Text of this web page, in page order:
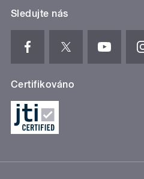
Sledujte nás
Certifikováno